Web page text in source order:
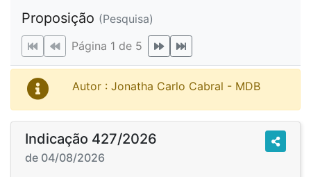
Proposição (Pesquisa)
Página 1 de 5
Autor : Jonatha Carlo Cabral - MDB
Indicação 427/2026
de 04/08/2026